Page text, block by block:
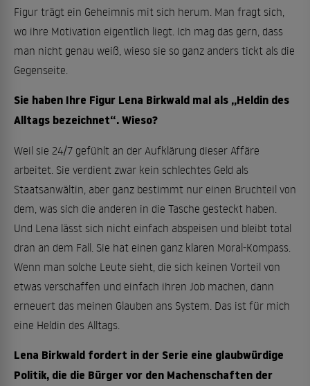
Figur trägt ein Geheimnis mit sich herum. Man fragt sich,
wo ihre Motivation eigentlich liegt. Ich mag das gern, dass
man nicht genau weiß, wieso sie so ganz anders tickt als die
Gegenseite.
Sie haben Ihre Figur Lena Birkwald mal als „Heldin des
Alltags bezeichnet“. Wieso?
Weil sie 24/7 gefühlt an der Aufklärung dieser Affäre
arbeitet. Sie verdient zwar kein schlechtes Geld als
Staatsanwältin, aber ganz bestimmt nur einen Bruchteil von
dem, was sich die anderen in die Tasche gesteckt haben.
Und Lena lässt sich nicht einfach abspeisen und bleibt total
dran an dem Fall. Sie hat einen ganz klaren Moral-Kompass.
Wenn man solche Leute sieht, die sich keinen Vorteil von
etwas verschaffen und einfach ihren Job machen, dann
erneuert das meinen Glauben ans System. Das ist für mich
eine Heldin des Alltags.
Lena Birkwald fordert in der Serie eine glaubwürdige
Politik, die die Bürger vor den Machenschaften der